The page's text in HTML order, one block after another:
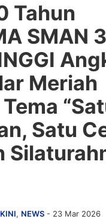
Tahun
SMAN 3
Meriah
Satu
, NEWS - 23 Mar 2026